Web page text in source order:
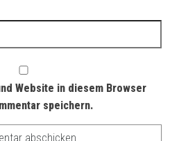
Website in diesem Browser
speichern.